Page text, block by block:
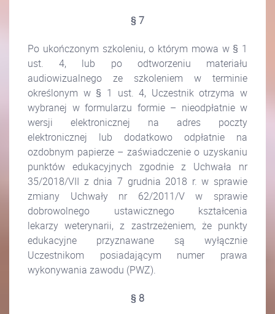
§ 7
Po ukończonym szkoleniu, o którym mowa w § 1
ust. 4, lub po odtworzeniu materiału
audiowizualnego ze szkoleniem w terminie
określonym w § 1 ust. 4, Uczestnik otrzyma w
wybranej w formularzu formie – nieodpłatnie w
wersji elektronicznej na adres poczty
elektronicznej lub dodatkowo odpłatnie na
ozdobnym papierze – zaświadczenie o uzyskaniu
punktów edukacyjnych zgodnie z Uchwała nr
35/2018/VII z dnia 7 grudnia 2018 r. w sprawie
zmiany Uchwały nr 62/2011/V w sprawie
dobrowolnego ustawicznego kształcenia
lekarzy weterynarii, z zastrzeżeniem, że punkty
edukacyjne przyznawane są wyłącznie
Uczestnikom posiadającym numer prawa
wykonywania zawodu (PWZ).
§ 8